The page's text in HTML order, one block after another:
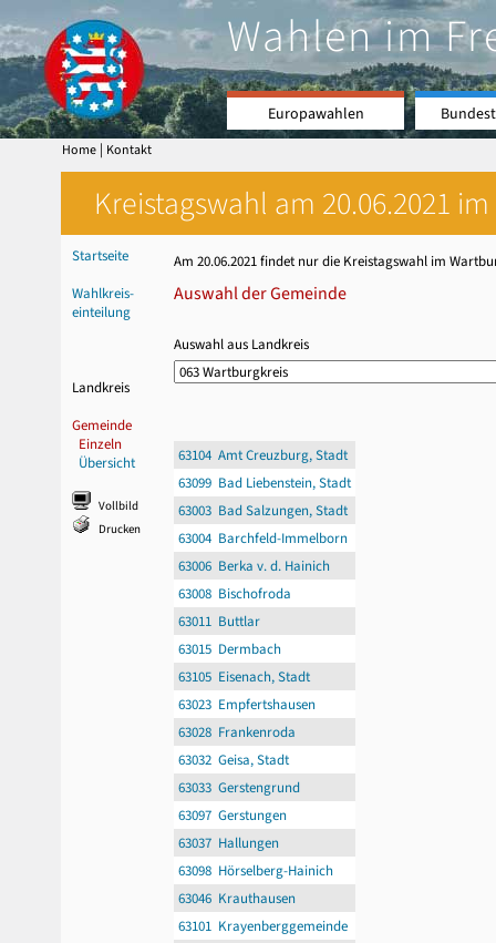
Wahlen im
Europawahlen
Home | Kontakt
Kreistagswahl am 20.06.2021
Startseite
Wahlkreis-
einteilung
Landkreis
Gemeinde
Einzeln
Übersicht
Vollbild
Drucken
Am 20.06.2021 findet nur die Kreistagswahl im
Auswahl der Gemeinde
Auswahl aus Landkreis
63104 Amt Creuzburg, Stadt
63099 Bad Liebenstein, Stadt
63003 Bad Salzungen, Stadt
63004 Barchfeld-Immelborn
63006 Berka v. d. Hainich
63008 Bischofroda
63011 Buttlar
63015 Dermbach
63105 Eisenach, Stadt
63023 Empfertshausen
63028 Frankenroda
63032 Geisa, Stadt
63033 Gerstengrund
63097 Gerstungen
63037 Hallungen
63098 Hörselberg-Hainich
63046 Krauthausen
63101 Krayenberggemeinde